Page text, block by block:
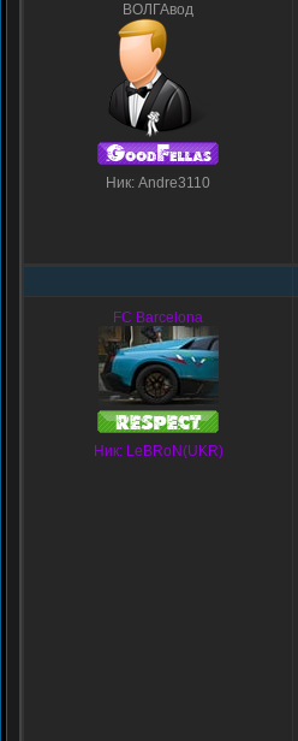
ВОЛГАвод
Ник: Andre3110
FC Barcelona
Ник: LeBRoN(UKR)